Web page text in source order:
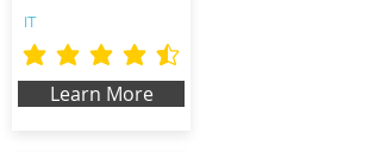
IT
la valutazione media è 4.5 su 5
Learn More